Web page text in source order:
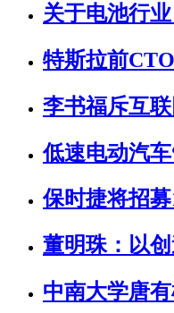
关于电池行
特斯拉前
李书福斥互
低速电动汽
保时捷将招
董明珠：以
中南大学唐